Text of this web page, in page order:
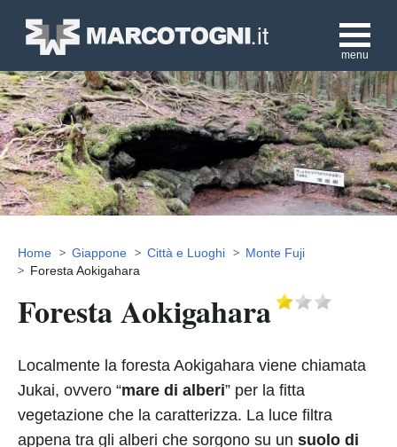
menu
Home Giappone Città e Luoghi
Monte Fuji
Foresta Aokigahara
Foresta Aokigahara
Localmente la foresta Aokigahara viene chiamata
Jukai, ovvero “mare di alberi” per la fitta
vegetazione che la caratterizza. La luce filtra
appena tra gli alberi che sorgono su un suolo di